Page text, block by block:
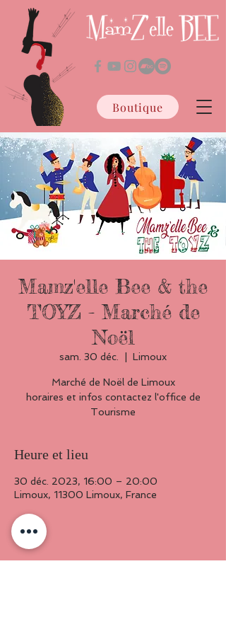
Boutique
Mamz'elle Bee & the
TOYZ - Marché de
Noël
sam. 30 déc. Limoux
Marché de Noël de Limoux
horaires et infos contactez l'office de
Heure et lieu
30 déc. 2023, 16:00 – 20:00
Limoux, 11300 Limoux, France